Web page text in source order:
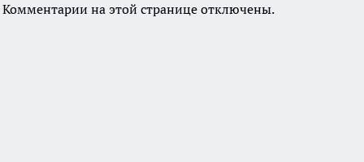
Комментарии на этой странице отключены.